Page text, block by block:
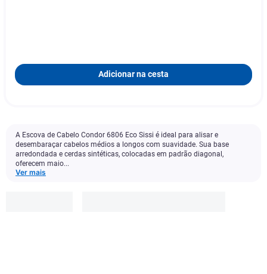
Adicionar na cesta
A Escova de Cabelo Condor 6806 Eco Sissi é ideal para alisar e
desembaraçar cabelos médios a longos com suavidade. Sua base
arredondada e cerdas sintéticas, colocadas em padrão diagonal,
oferecem maio...
Ver mais